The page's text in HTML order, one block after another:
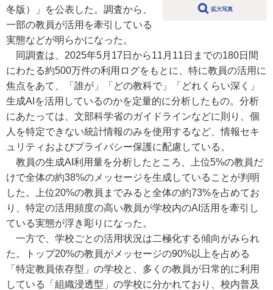
拡大写真
冬版）」を公表した。調査から、
一部の教員が活用を牽引している
実態などが明らかになった。
同調査は、2025年5月17日から11月11日までの180日間
にわたる約500万件の利用ログをもとに、特に教員の活用に
焦点をあて、「誰が」「どの教科で」「どれくらい深く」
生成AIを活用しているのかを定量的に分析したもの。分析
にあたっては、文部科学省のガイドラインなどに則り、個
人を特定できない統計情報のみを使用するなど、情報セキ
ュリティおよびプライバシー保護に配慮している。
教員の生成AI利用量を分析したところ、上位5%の教員だ
けで全体の約38%のメッセージを生成していることが判明
した。上位20%の教員までみると全体の約73%を占めてお
り、特定の活用頻度の高い教員が学校内のAI活用を牽引し
ている実態が浮き彫りになった。
一方で、学校ごとの活用状況は二極化する傾向がみられ
た。トップ20%の教員がメッセージの90%以上を占める
「特定教員依存型」の学校と、多くの教員が日常的に利用
している「組織浸透型」の学校に分かれており、校内普及